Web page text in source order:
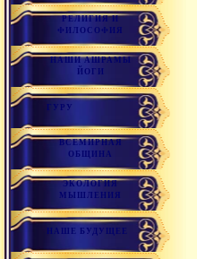
РЕЛИГИЯ И
ФИЛОСОФИЯ
НАШИ АШРАМЫ
ЙОГИ
ГУРУ
ВСЕМИРНАЯ
ОБЩИНА
ЭКОЛОГИЯ
МЫШЛЕНИЯ
НАШЕ БУДУЩЕЕ